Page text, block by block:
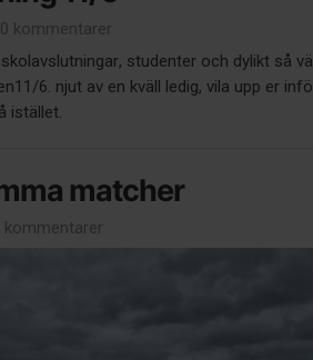
0 kommentarer
studenter och dylikt så
6. njut av en kväll ledig, vila upp er
istället.
matcher
kommentarer